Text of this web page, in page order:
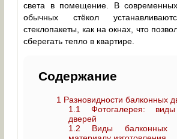
света в помещение. В
обычных стёкол
стеклопакеты, как на окнах, что
сберегать тепло в квартире.
Содержание
1 Разновидности балконных
1.1
Фотогалерея:
дверей
1.2 Виды балконных